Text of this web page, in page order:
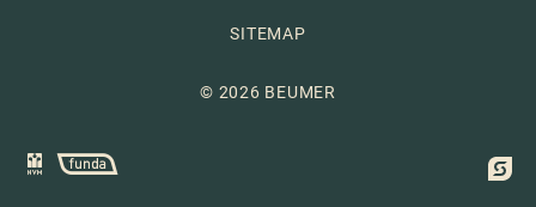
SITEMAP
© 2026 BEUMER